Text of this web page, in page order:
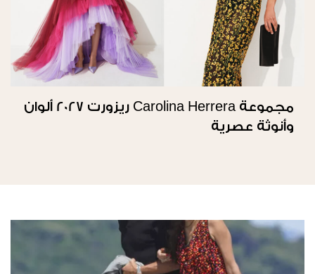
مجموعة Carolina Herrera ريزورت 2027 ألوان
وأنوثة عصرية